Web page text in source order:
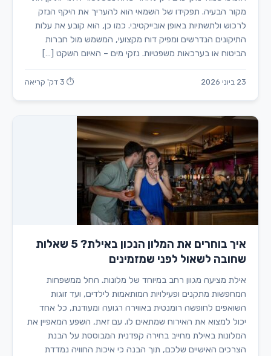
מקור הבעיה. תפקידו של השמאי הוא להעריך את היקף הנזק
לרכוש ולתשתיות באופן אובייקטיבי. כמו כן, הוא קובע את עלות
התיקונים הנדרשים ומפיק דוח מקצועי, המשמש מול חברות
הביטוח או בערכאות משפטיות. נזקי מים – האיום השקט […]
23 ביוני 2026 ⏱ 3 דק' קריאה
איך בוחרים את המלון הנכון באילת? 5 שאלות
שחובה לשאול לפני שמזמינים
אילת מציעה מגוון רחב במיוחד של מלונות. החל ממשפחות
המחפשות מתקנים ופעילויות המותאמות לילדים, ועד זוגות
השואפים לחופשה רומנטית באווירה רגועה ומעודנת, כל אחד
יכול למצוא את האירוח שמתאים לו. עם זאת, השפע המאפיין את
המלונות באילת מחייב בחירה קפדנית המבוססת על הבנת
הצרכים האישיים שלכם, תוך הבנה כי איכות החוויה נמדדת